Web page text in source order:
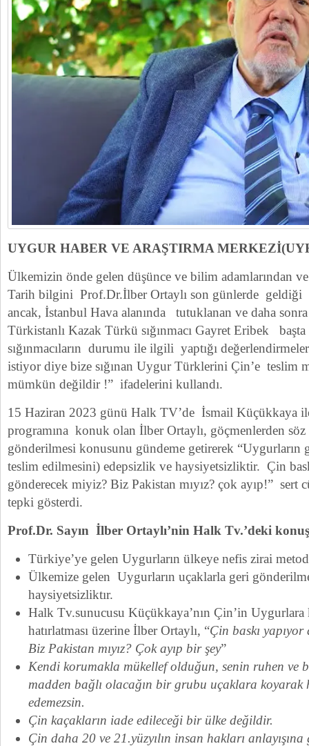
UYGUR HABER VE ARAŞTIRMA
Ülkemizin önde gelen düşünce ve bilim adamlarından
Tarih bilgini Prof.Dr.İlber Ortaylı son günlerde geldiği
ancak, İstanbul Hava alanında tutuklanan ve daha sonra
Türkistanlı Kazak Türkü sığınmacı Gayret Eribek
sığınmacıların durumu ile ilgili yaptığı
istiyor diye bize sığınan Uygur Türklerini Çin’e teslim
mümkün değildir !” ifadelerini kullandı.
15 Haziran 2023 günü Halk TV’de İsmail Küçükkaya
programına konuk olan İlber Ortaylı, göçmenlerden
gönderilmesi konusunu gündeme getirerek “Uygurların
teslim edilmesini) edepsizlik ve haysiyetsizliktir. Çin
gönderecek miyiz? Biz Pakistan mıyız? çok ayıp!” sert
tepki gösterdi.
Prof.Dr. Sayın İlber Ortaylı’nin Halk Tv.’deki
Türkiye’ye gelen Uygurların ülkeye nefis zirai
Ülkemize gelen Uygurların uçaklarla geri
haysiyetsizliktır.
Halk Tv.sunucusu Küçükkaya’nın Çin’in Uygurlara
hatırlatması üzerine İlber Ortaylı, “Çin baskı
Biz Pakistan mıyız? Çok ayıp bir şey”
Kendi korumakla mükellef olduğun, senin ruhen ve
madden bağlı olacağın bir grubu uçaklara koyarak
edemezsin.
Çin kaçakların iade edileceği bir ülke değildir.
Çin daha 20 ve 21.yüzyılın insan hakları anlayışına